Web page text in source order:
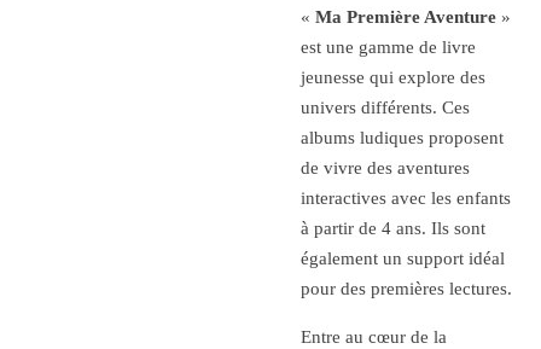
« Ma Première Aventure »
est une gamme de livre
jeunesse qui explore des
univers différents. Ces
albums ludiques proposent
de vivre des aventures
interactives avec les enfants
à partir de 4 ans. Ils sont
également un support idéal
pour des premières lectures.
Entre au cœur de la